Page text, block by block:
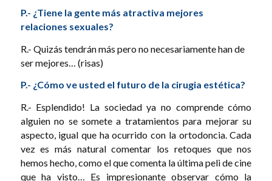
P.- ¿Tiene la gente más atractiva mejores
relaciones sexuales?
R.- Quizás tendrán más pero no necesariamente han de
ser mejores… (risas)
P.- ¿Cómo ve usted el futuro de la cirugia estética?
R.- Esplendido! La sociedad ya no comprende cómo
alguien no se somete a tratamientos para mejorar su
aspecto, igual que ha ocurrido con la ortodoncia. Cada
vez es más natural comentar los retoques que nos
hemos hecho, como el que comenta la última peli de cine
que ha visto… Es impresionante observar cómo la